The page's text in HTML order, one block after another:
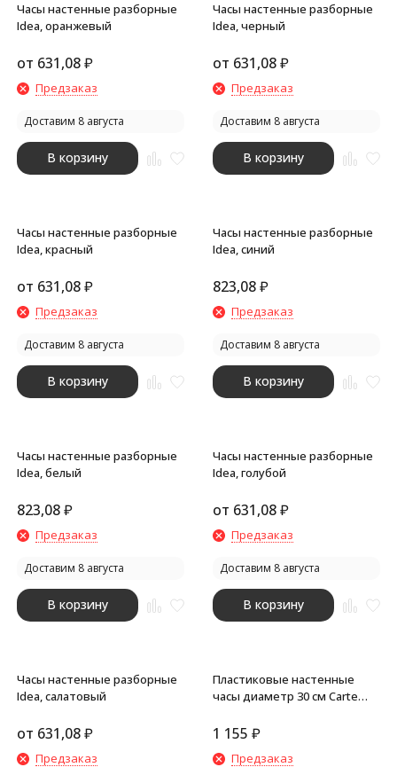
Часы настенные разборные
Idea, оранжевый
от 631,08₽
Предзаказ
Доставим 8 августа
В корзину
Часы настенные разборные
Idea, черный
от 631,08₽
Предзаказ
Доставим 8 августа
В корзину
Часы настенные разборные
Idea, красный
от 631,08₽
Предзаказ
Доставим 8 августа
В корзину
Часы настенные разборные
Idea, синий
823,08₽
Предзаказ
Доставим 8 августа
В корзину
Часы настенные разборные
Idea, белый
823,08₽
Предзаказ
Доставим 8 августа
В корзину
Часы настенные разборные
Idea, голубой
от 631,08₽
Предзаказ
Доставим 8 августа
В корзину
Часы настенные разборные
Idea, салатовый
от 631,08₽
Предзаказ
Пластиковые настенные
часы диаметр 30 см Carte
1 155 ₽
Предзаказ